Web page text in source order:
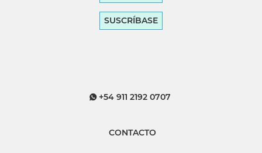
SUSCRÍBASE
+54 911 2192 0707
CONTACTO